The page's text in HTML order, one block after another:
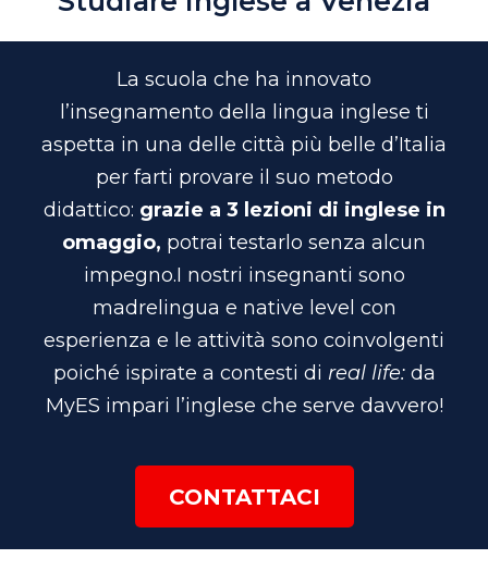
La scuola che ha innovato
l’insegnamento della lingua inglese ti
aspetta in una delle città più belle d’Italia
per farti provare il suo metodo
didattico: grazie a 3 lezioni di inglese in
omaggio, potrai testarlo senza alcun
impegno.I nostri insegnanti sono
madrelingua e native level con
esperienza e le attività sono coinvolgenti
poiché ispirate a contesti di real life:da
MyES impari l’inglese che serve davvero!
CONTATTACI